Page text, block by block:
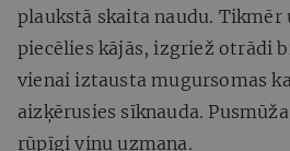
plaukstā skaita naudu. Tikmēr
piecēlies kājās, izgriež otrādi
vienai iztausta mugursomas
aizķērusies sīknauda.
rūpīgi viņu uzmana.